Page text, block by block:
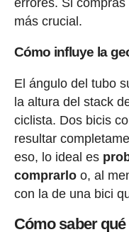
errores. Si
más crucial.
Cómo influye la
El ángulo del tubo
la altura del stack
ciclista. Dos bicis
resultar
eso, lo ideal es
comprarloo, al
con la de una bici
Cómo saber